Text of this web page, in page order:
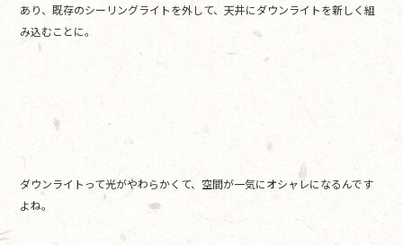
あり、既存のシーリングライトを外して、天井にダウンライトを新しく組
み込むことに。
ダウンライトって光がやわらかくて、空間が一気にオシャレになるんです
よね。